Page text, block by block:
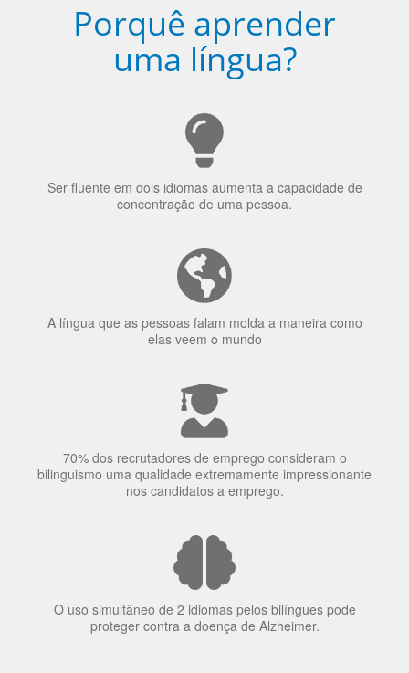
Porquê aprender
uma língua?
Ser fluente em dois idiomas aumenta a capacidade de
concentração de uma pessoa.
A língua que as pessoas falam molda a maneira como
elas veem o mundo
70% dos recrutadores de emprego consideram o
bilinguismo uma qualidade extremamente impressionante
nos candidatos a emprego.
O uso simultâneo de 2 idiomas pelos bilíngues pode
proteger contra a doença de Alzheimer.